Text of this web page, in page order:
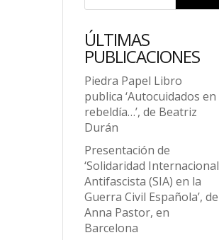
ÚLTIMAS
PUBLICACIONES
Piedra Papel Libro
publica ‘Autocuidados en
rebeldía…’, de Beatriz
Durán
Presentación de
‘Solidaridad Internacional
Antifascista (SIA) en la
Guerra Civil Española’, de
Anna Pastor, en
Barcelona